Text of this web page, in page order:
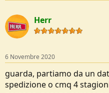
c
t
i
o
s
:
Herr
6 Novembre 2020
guarda, partiamo da un
spedizione o cmq 4